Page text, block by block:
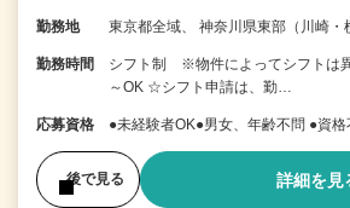
勤務地 東京都全域、 神奈川県東部（川崎・
勤務時間
シフト制 ※物件によってシフトは
～OK ☆シフト申請は、勤…
応募資格 ●未経験者OK●男女、年齢不問 ●資格
後で見る 詳細を見